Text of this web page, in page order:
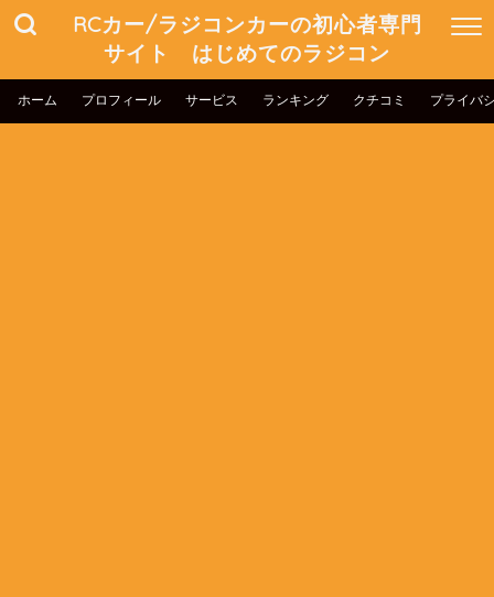
RCカー/ラジコンカーの初心者専門
サイト はじめてのラジコン
ホーム プロフィール サービス ランキング クチコミ プライバ